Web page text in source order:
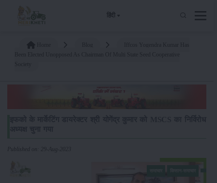
हिंदी
Published on: 29-Aug-2023